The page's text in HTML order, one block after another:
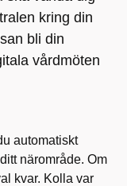
kring din
bli din
vårdmöten
automatiskt
närområde. Om
kvar. Kolla var